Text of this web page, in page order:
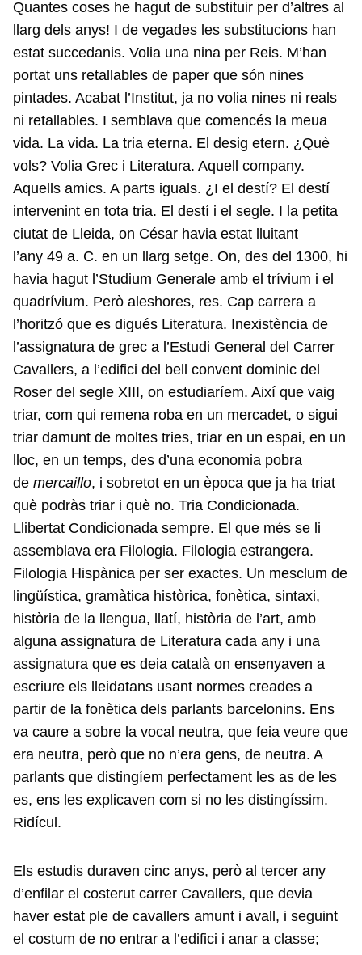
Quantes coses he hagut de substituir per d’altres al
llarg dels anys! I de vegades les substitucions han
estat succedanis. Volia una nina per Reis. M’han
portat uns retallables de paper que són nines
pintades. Acabat l’Institut, ja no volia nines ni reals
ni retallables. I semblava que comencés la meua
vida. La vida. La tria eterna. El desig etern. ¿Què
vols? Volia Grec i Literatura. Aquell company.
Aquells amics. A parts iguals. ¿I el destí? El destí
intervenint en tota tria. El destí i el segle. I la petita
ciutat de Lleida, on César havia estat lluitant
l’any 49 a. C. en un llarg setge. On, des del 1300, hi
havia hagut l’Studium Generale amb el trívium i el
quadrívium. Però aleshores, res. Cap carrera a
l’horitzó que es digués Literatura. Inexistència de
l’assignatura de grec a l’Estudi General del Carrer
Cavallers, a l’edifici del bell convent dominic del
Roser del segle XIII, on estudiaríem. Així que vaig
triar, com qui remena roba en un mercadet, o sigui
triar damunt de moltes tries, triar en un espai, en un
lloc, en un temps, des d’una economia pobra
de mercaillo, i sobretot en un època que ja ha triat
què podràs triar i què no. Tria Condicionada.
Llibertat Condicionada sempre. El que més se li
assemblava era Filologia. Filologia estrangera.
Filologia Hispànica per ser exactes. Un mesclum de
lingüística, gramàtica històrica, fonètica, sintaxi,
història de la llengua, llatí, història de l’art, amb
alguna assignatura de Literatura cada any i una
assignatura que es deia català on ensenyaven a
escriure els lleidatans usant normes creades a
partir de la fonètica dels parlants barcelonins. Ens
va caure a sobre la vocal neutra, que feia veure que
era neutra, però que no n’era gens, de neutra. A
parlants que distingíem perfectament les as de les
es, ens les explicaven com si no les distingíssim.
Ridícul.
Els estudis duraven cinc anys, però al tercer any
d’enfilar el costerut carrer Cavallers, que devia
haver estat ple de cavallers amunt i avall, i seguint
el costum de no entrar a l’edifici i anar a classe;